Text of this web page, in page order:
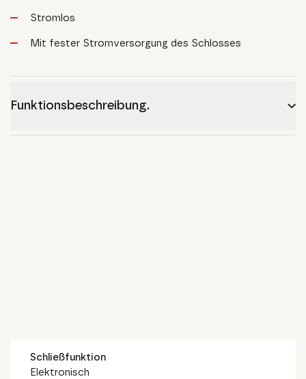
Stromlos
Mit fester Stromversorgung des Schlosses
Funktionsbeschreibung.
Schließfunktion
Elektronisch